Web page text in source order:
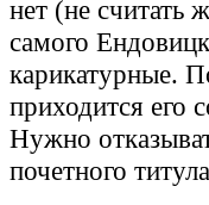
нет (не считать
самого
карикатурные.
приходится его
Нужно
почетного